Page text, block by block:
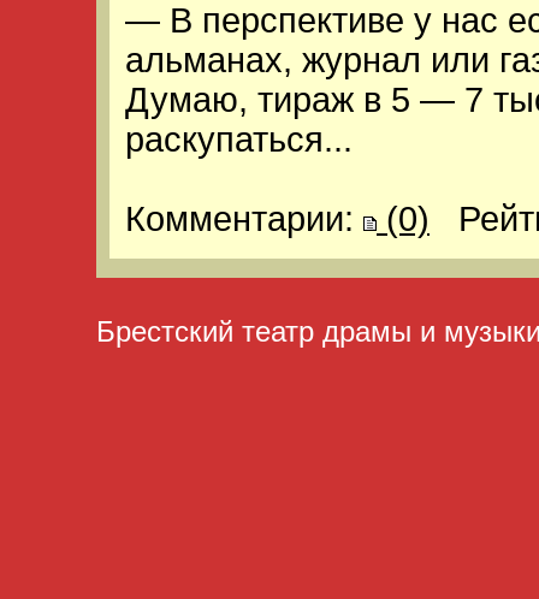
— В перспективе у нас
альманах, журнал или
Думаю, тираж в 5 — 7
раскупаться...
Комментарии: (0)
Брестский театр драмы и